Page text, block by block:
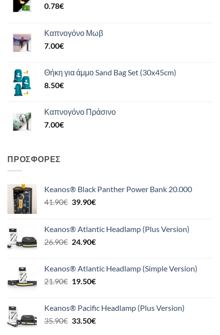
0.78€
Καπνογόνο Μωβ
7.00€
Θήκη για άμμο Sand Bag Set (30x45cm)
8.50€
Καπνογόνο Πράσινο
7.00€
ΠΡΟΣΦΟΡΈΣ
Keanos® Black Panther Power Bank 20.000
41.90€ Original
41.90€.
39.90€Η
είναι:
39.90€.
Keanos® Atlantic Headlamp (Plus Version)
26.90€ Original
26.90€.
24.90€Η
είναι:
24.90€.
Keanos® Atlantic Headlamp (Simple Version)
21.90€ Original
21.90€.
19.50€Η
είναι:
19.50€.
Keanos® Pacific Headlamp (Plus Version)
35.90€ Original
33.50€Η